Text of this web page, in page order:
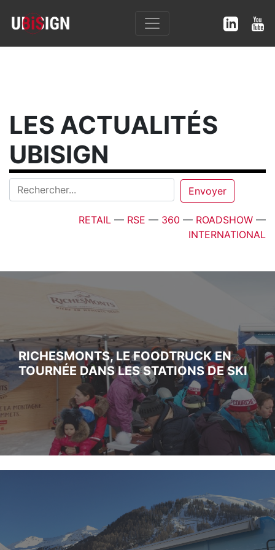
LES ACTUALITÉS
UBISIGN
RETAIL — RSE — 360 — ROADSHOW —
INTERNATIONAL
RICHESMONTS, LE FOODTRUCK EN
TOURNÉE DANS LES STATIONS DE SKI